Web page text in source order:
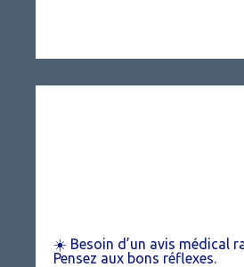
☀️ Besoin d’un avis médical
Pensez aux bons réflexes.